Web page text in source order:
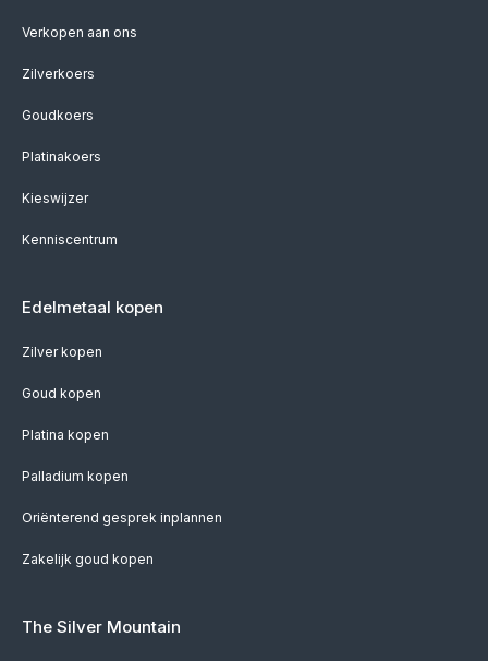
Verkopen aan ons
Zilverkoers
Goudkoers
Platinakoers
Kieswijzer
Kenniscentrum
Edelmetaal kopen
Zilver kopen
Goud kopen
Platina kopen
Palladium kopen
Oriënterend gesprek inplannen
Zakelijk goud kopen
The Silver Mountain